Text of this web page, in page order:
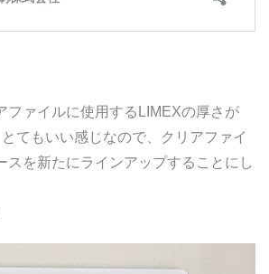
ファイルに使用するLIMEXの厚さが
てもいい感じなので、クリアファイ
スを新たにラインアップすることにし